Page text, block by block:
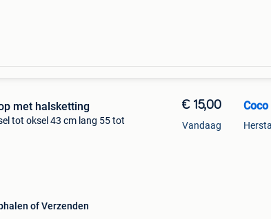
met halsketting
tot oksel 43 cm lang 55 tot
of Verzenden
€ 15,00
Vandaag Herstal